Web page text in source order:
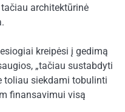
architektūrinė
kreipėsi į gedimą
„tačiau sustabdyti
toliau siekdami tobulinti
finansavimui visą